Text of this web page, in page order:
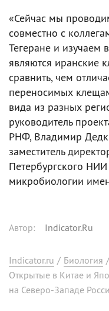
«Сейчас мы
совместно с
Тегеране и изучаем
являются иранские
сравнить, чем
переносимых
вида из разных
руководитель
РНФ, Владимир
заместитель
Петербургского
микробиологии
Автор: Indicator.Ru
Indicator.ru / Биология /
Открытые в Китае и
на Северо-Западе